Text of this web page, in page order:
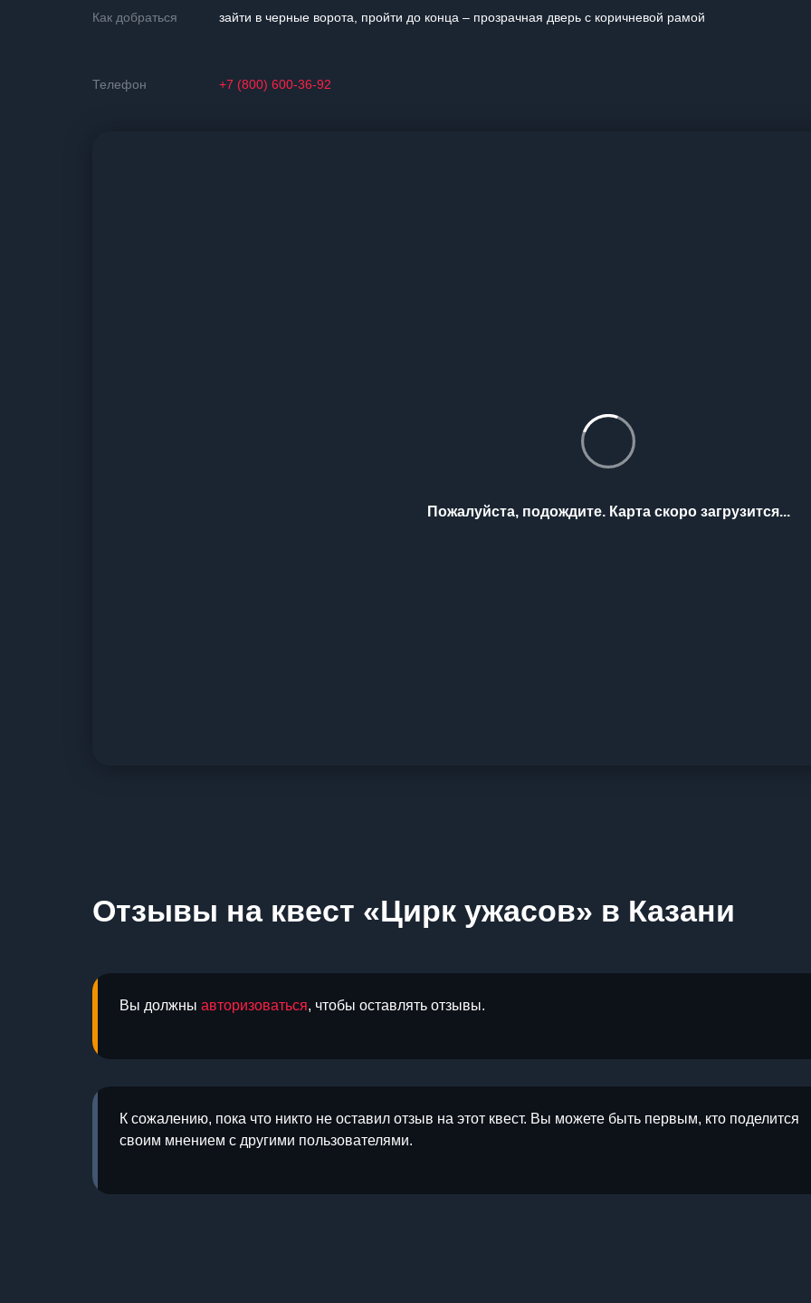
Как добраться зайти в черные ворота, пройти до конца – прозрачная дверь с коричневой рамой
Телефон +7 (800) 600-36-92
Пожалуйста, подождите. Карта скоро загрузится...
Отзывы на квест «Цирк ужасов» в Казани
Вы должны авторизоваться, чтобы оставлять отзывы.
К сожалению, пока что никто не оставил отзыв на этот квест. Вы можете быть первым, кто поделится
своим мнением с другими пользователями.